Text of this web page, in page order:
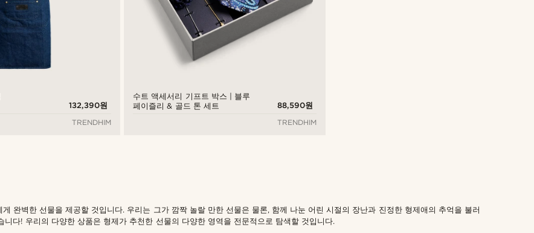
132,390원
TRENDHIM
수트 액세서리 기프트 박스 | 블루
페이즐리 & 골드 톤 세트
88,590원
TRENDHIM
완벽한 선물을 제공할 것입니다. 우리는 그가 깜짝 놀랄 만한 선물은 물론, 함께 나눈 어린 시절의 장난과 진정한 형제애의 추억을 불러
다! 우리의 다양한 상품은 형제가 추천한 선물의 다양한 영역을 전문적으로 탐색할 것입니다.